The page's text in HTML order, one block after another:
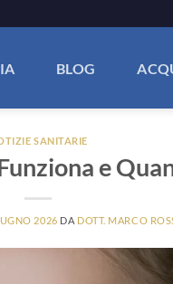
BLOG
SANITARIE
e
2026 DA DOTT. MARCO